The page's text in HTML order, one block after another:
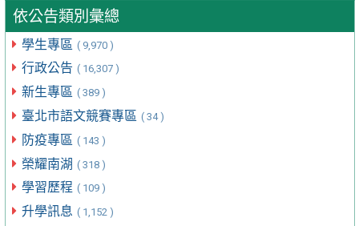
依公告類別彙總
學生專區 ( 9,970 )
行政公告 ( 16,307 )
新生專區 ( 389 )
臺北市語文競賽專區 ( 34 )
防疫專區 ( 143 )
榮耀南湖 ( 318 )
學習歷程 ( 109 )
升學訊息 ( 1,152 )